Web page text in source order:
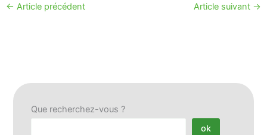
← Article précédent Article suivant →
Que recherchez-vous ?
ok